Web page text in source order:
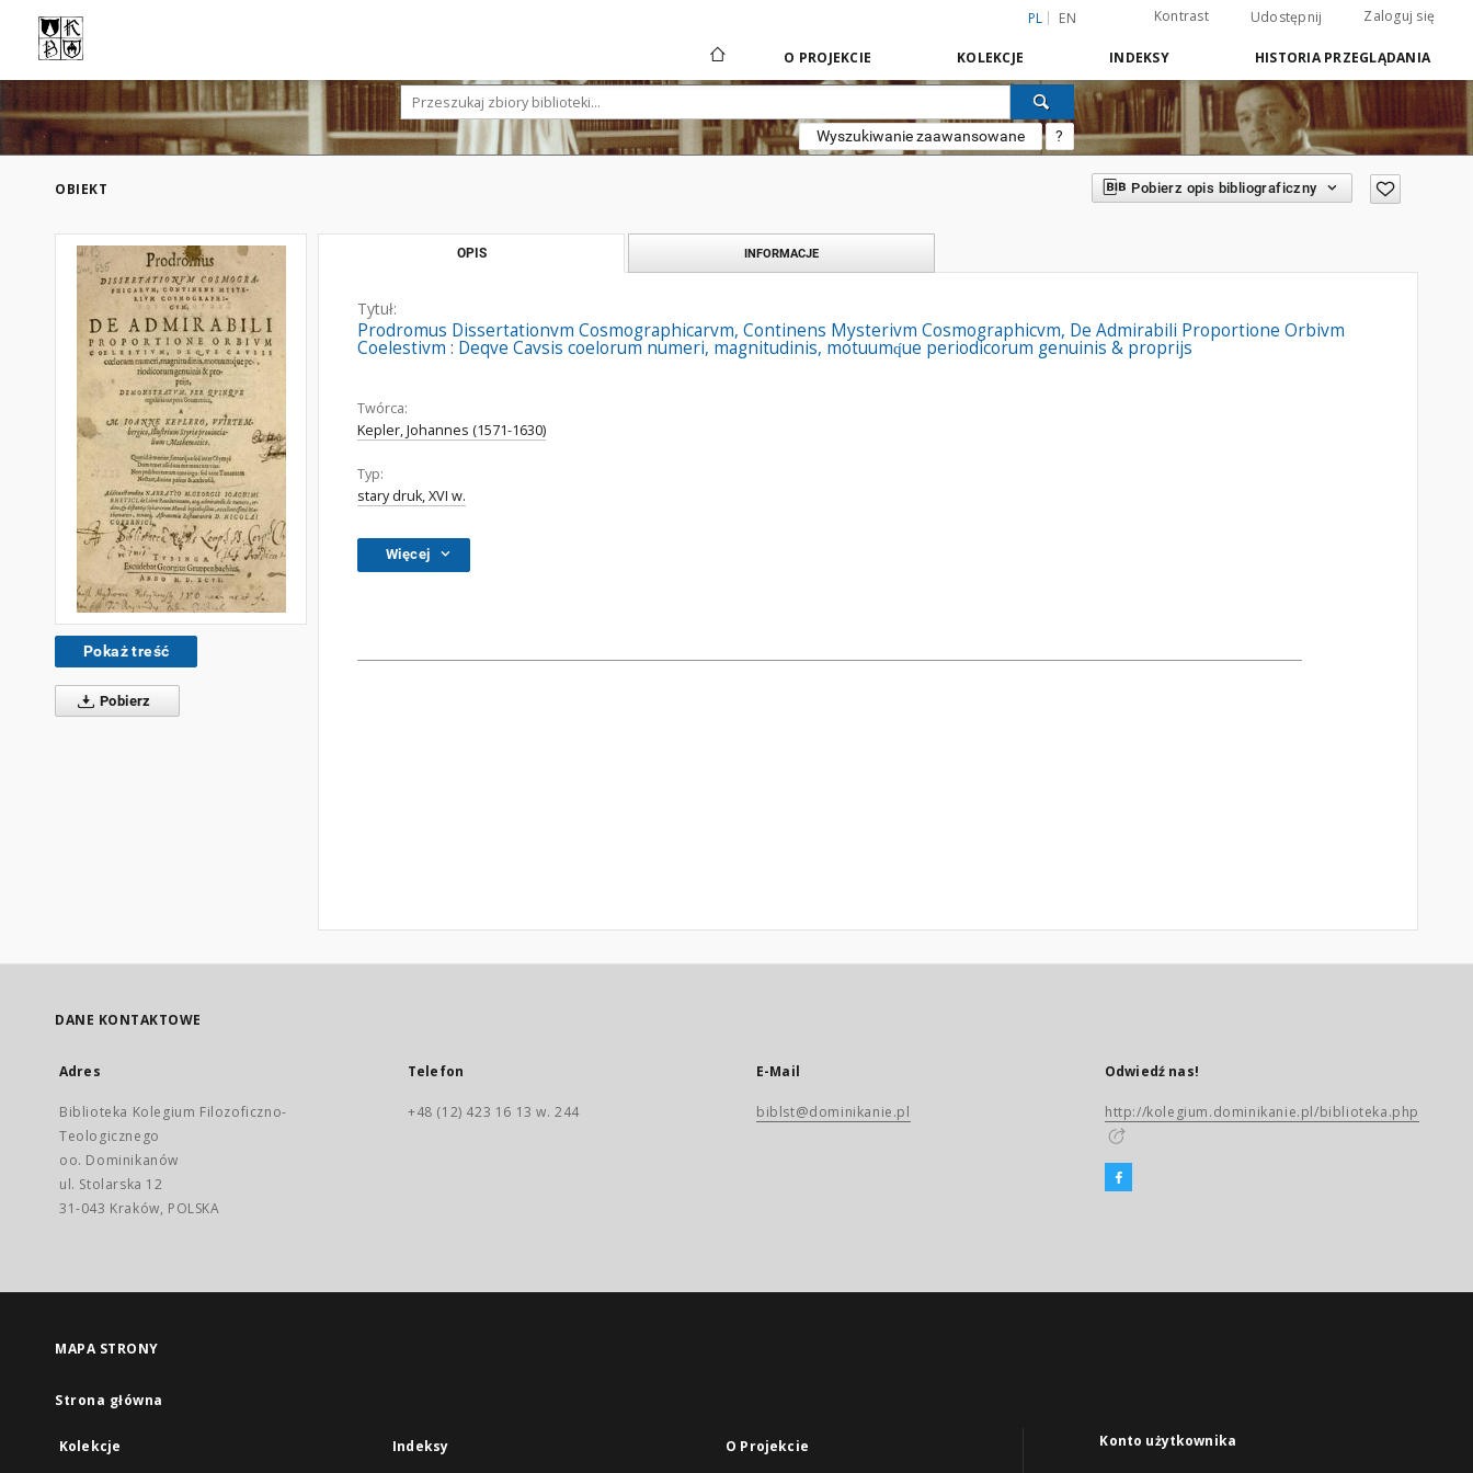
PL EN Kontrast Udostępnij Zaloguj się
O PROJEKCIE KOLEKCJE INDEKSY HISTORIA PRZEGLĄDANIA
Wyszukiwanie zaawansowane ?
OBIEKT Pobierz opis bibliograficzny
Pokaż treść
Pobierz
OPIS INFORMACJE
Tytuł:
Prodromus Dissertationvm Cosmographicarvm, Continens Mysterivm Cosmographicvm, De Admirabili Proportione Orbivm
Coelestivm : Deqve Cavsis coelorum numeri, magnitudinis, motuumq́ue periodicorum genuinis & proprijs
Twórca:
Kepler, Johannes (1571-1630)
Typ:
stary druk, XVI w.
Więcej
DANE KONTAKTOWE
Adres
Biblioteka Kolegium Filozoficzno-
Teologicznego
oo. Dominikanów
ul. Stolarska 12
31-043 Kraków, POLSKA
Telefon
+48 (12) 423 16 13 w. 244
E-Mail
biblst@dominikanie.pl
Odwiedź nas!
http://kolegium.dominikanie.pl/biblioteka.php
MAPA STRONY
Strona główna
Kolekcje Indeksy O Projekcie Konto użytkownika